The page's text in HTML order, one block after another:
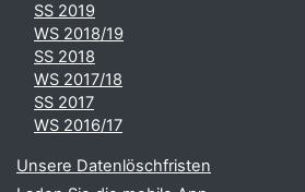
SS 2019
WS 2018/19
SS 2018
WS 2017/18
SS 2017
WS 2016/17
Unsere Datenlöschfristen